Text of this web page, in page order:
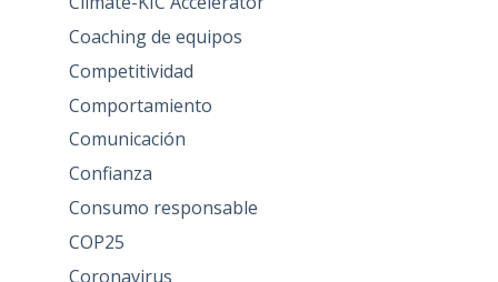
Coaching de equipos
Competitividad
Comportamiento
Comunicación
Confianza
Consumo responsable
COP25
Coronavirus